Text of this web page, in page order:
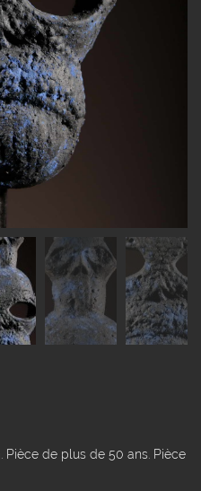
Pièce de plus de 50 ans. Pièce